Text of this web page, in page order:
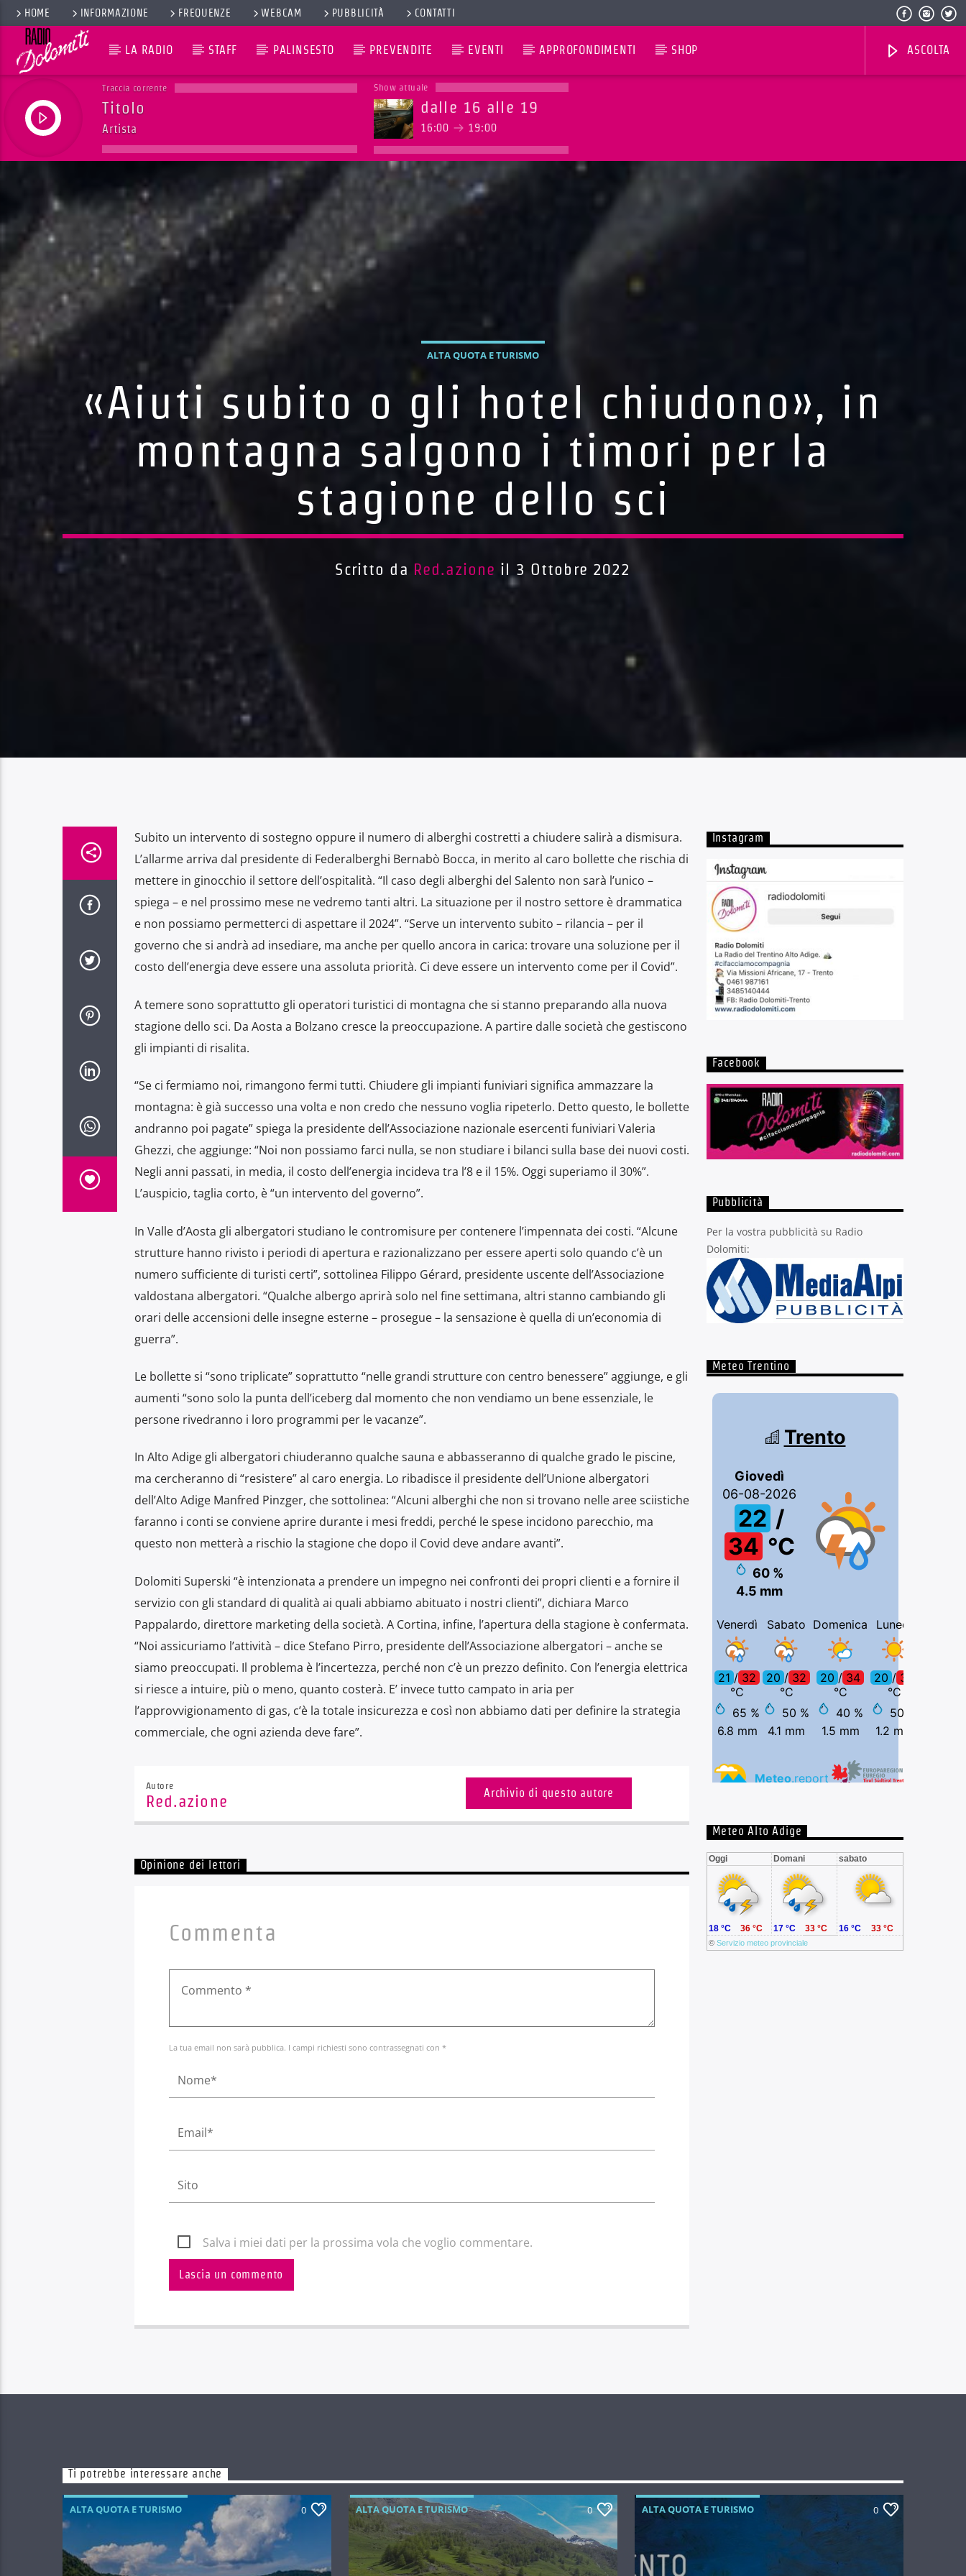
HOME INFORMAZIONE FREQUENZE WEBCAM PUBBLICITÀ CONTATTI
LA RADIO STAFF PALINSESTO PREVENDITE EVENTI APPROFONDIMENTI SHOP ASCOLTA
Traccia corrente
Titolo
Artista
Show attuale
dalle 16 alle 19
16:00 19:00
ALTA QUOTA E TURISMO
«Aiuti subito o gli hotel chiudono», in
montagna salgono i timori per la
stagione dello sci
Scritto da Red.azione il 3 Ottobre 2022
Subito un intervento di sostegno oppure il numero di alberghi costretti a chiudere salirà a dismisura.
L’allarme arriva dal presidente di Federalberghi Bernabò Bocca, in merito al caro bollette che rischia di
mettere in ginocchio il settore dell’ospitalità. “Il caso degli alberghi del Salento non sarà l’unico –
spiega – e nel prossimo mese ne vedremo tanti altri. La situazione per il nostro settore è drammatica
e non possiamo permetterci di aspettare il 2024”. “Serve un intervento subito – rilancia – per il
governo che si andrà ad insediare, ma anche per quello ancora in carica: trovare una soluzione per il
costo dell’energia deve essere una assoluta priorità. Ci deve essere un intervento come per il Covid”.
A temere sono soprattutto gli operatori turistici di montagna che si stanno preparando alla nuova
stagione dello sci. Da Aosta a Bolzano cresce la preoccupazione. A partire dalle società che gestiscono
gli impianti di risalita.
“Se ci fermiamo noi, rimangono fermi tutti. Chiudere gli impianti funiviari significa ammazzare la
montagna: è già successo una volta e non credo che nessuno voglia ripeterlo. Detto questo, le bollette
andranno poi pagate” spiega la presidente dell’Associazione nazionale esercenti funiviari Valeria
Ghezzi, che aggiunge: “Noi non possiamo farci nulla, se non studiare i bilanci sulla base dei nuovi costi.
Negli anni passati, in media, il costo dell’energia incideva tra l’8 e il 15%. Oggi superiamo il 30%”.
L’auspicio, taglia corto, è “un intervento del governo”.
In Valle d’Aosta gli albergatori studiano le contromisure per contenere l’impennata dei costi. “Alcune
strutture hanno rivisto i periodi di apertura e razionalizzano per essere aperti solo quando c’è un
numero sufficiente di turisti certi”, sottolinea Filippo Gérard, presidente uscente dell’Associazione
valdostana albergatori. “Qualche albergo aprirà solo nel fine settimana, altri stanno cambiando gli
orari delle accensioni delle insegne esterne – prosegue – la sensazione è quella di un’economia di
guerra”.
Le bollette si “sono triplicate” soprattutto “nelle grandi strutture con centro benessere” aggiunge, e gli
aumenti “sono solo la punta dell’iceberg dal momento che non vendiamo un bene essenziale, le
persone rivedranno i loro programmi per le vacanze”.
In Alto Adige gli albergatori chiuderanno qualche sauna e abbasseranno di qualche grado le piscine,
ma cercheranno di “resistere” al caro energia. Lo ribadisce il presidente dell’Unione albergatori
dell’Alto Adige Manfred Pinzger, che sottolinea: “Alcuni alberghi che non si trovano nelle aree sciistiche
faranno i conti se conviene aprire durante i mesi freddi, perché le spese incidono parecchio, ma
questo non metterà a rischio la stagione che dopo il Covid deve andare avanti”.
Dolomiti Superski “è intenzionata a prendere un impegno nei confronti dei propri clienti e a fornire il
servizio con gli standard di qualità ai quali abbiamo abituato i nostri clienti”, dichiara Marco
Pappalardo, direttore marketing della società. A Cortina, infine, l’apertura della stagione è confermata.
“Noi assicuriamo l’attività – dice Stefano Pirro, presidente dell’Associazione albergatori – anche se
siamo preoccupati. Il problema è l’incertezza, perché non c’è un prezzo definito. Con l’energia elettrica
si riesce a intuire, più o meno, quanto costerà. E’ invece tutto campato in aria per
l’approvvigionamento di gas, c’è la totale insicurezza e così non abbiamo dati per definire la strategia
commerciale, che ogni azienda deve fare”.
Autore
Red.azione
Archivio di questo autore
Opinione dei lettori
Commenta
La tua email non sarà pubblica. I campi richiesti sono contrassegnati con *
Salva i miei dati per la prossima vola che voglio commentare.
Instagram
Facebook
Pubblicità
Per la vostra pubblicità su Radio
Dolomiti:
Meteo Trentino
Meteo Alto Adige
Oggi Domani sabato
© Servizio meteo provinciale
18 °C 36 °C 17 °C 33 °C 16 °C 33 °C
Ti potrebbe interessare anche
ALTA QUOTA E TURISMO 0 ALTA QUOTA E TURISMO 0 ALTA QUOTA E TURISMO 0